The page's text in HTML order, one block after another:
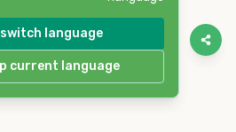
switch language
current language